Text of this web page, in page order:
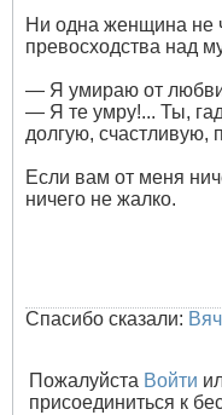
Ни одна женщина не
превосходства над
— Я умираю от любви
— Я те умру!... Ты,
долгую, счастливую,
Если вам от меня
ничего не жалко.
Спасибо сказали:
Пожалуйста Войти
присоединиться к